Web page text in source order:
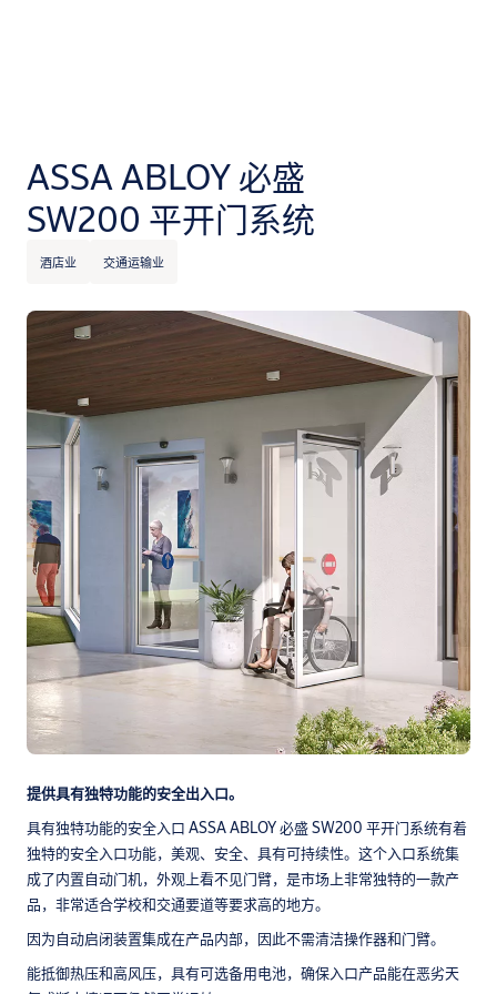
ASSA ABLOY 必盛
SW200 平开门系统
酒店业 交通运输业
提供具有独特功能的安全出入口。
具有独特功能的安全入口 ASSA ABLOY 必盛 SW200 平开门系统有着
独特的安全入口功能，美观、安全、具有可持续性。这个入口系统集
成了内置自动门机，外观上看不见门臂，是市场上非常独特的一款产
品，非常适合学校和交通要道等要求高的地方。
因为自动启闭装置集成在产品内部，因此不需清洁操作器和门臂。
能抵御热压和高风压，具有可选备用电池，确保入口产品能在恶劣天